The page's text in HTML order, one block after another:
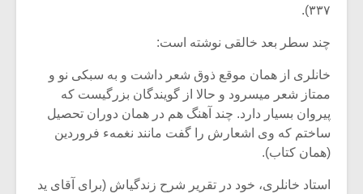
۳۳۷).
چند سطر بعد خالقی نوشته است:
خانلری از همان موقع ذوق شعر داشت و به سبکی نو و
ممتاز شعر می‏سرود و حالا از گویندگان بزرگی‏ست که
پیروان بسیار دارد. چند آهنگ هم در همان دوران تحصیل
ساختم که وی اشعارش را گفت مانند نغمهء فروردین‏
(همان کتاب).
استاد خانلری، خود در تقریر شرح زندگی‏اش (برای آقای ید
یادداشتی بر موسیقی
متن فیلم «متری
شیش و نیم»
اگر نمی توانی
موسیقی
سکانسی